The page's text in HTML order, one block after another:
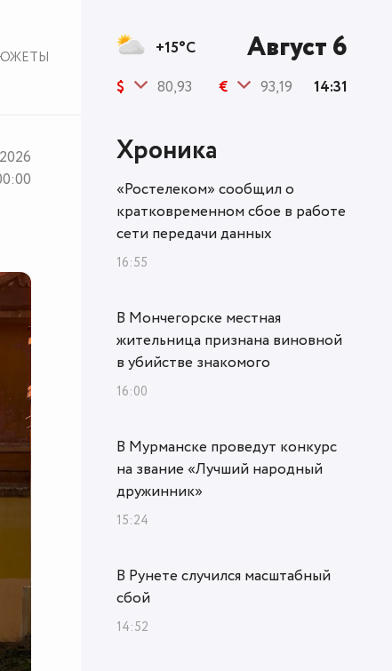
+15°C Август 6
$ 80,93 € 93,19 14:31
Хроника
«Ростелеком» сообщил о
кратковременном сбое в работе
сети передачи данных
16:55
В Мончегорске местная
жительница признана виновной
в убийстве знакомого
16:00
В Мурманске проведут конкурс
на звание «Лучший народный
дружинник»
15:24
В Рунете случился масштабный
сбой
14:52